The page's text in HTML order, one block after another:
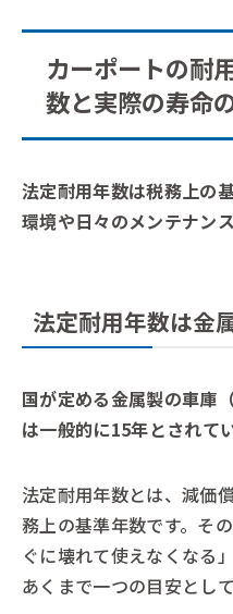
カーポートの耐
数と実際の寿命
法定耐用年数は税務上の
環境や日々のメンテナン
法定耐用年数は金
国が定める金属製の車庫
は一般的に15年とされてい
法定耐用年数とは、減価
務上の基準年数です。そ
ぐに壊れて使えなくなる
あくまで一つの目安とし